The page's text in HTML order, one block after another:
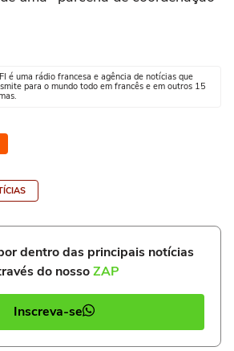
é uma rádio francesa e agência de notícias que
para o mundo todo em francês e em outros 15
dentro das principais notícias
do nossoZAP
Inscreva-se